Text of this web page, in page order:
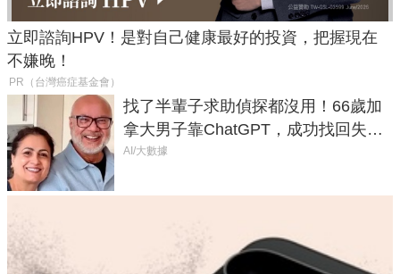
立即諮詢HPV！是對自己健康最好的投資，把握現在
不嫌晚！
PR（台灣癌症基金會）
找了半輩子求助偵探都沒用！66歲加
拿大男子靠ChatGPT，成功找回失散
50年家人
AI/大數據